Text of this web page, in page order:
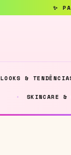
LOOKS &
SKINCARE &